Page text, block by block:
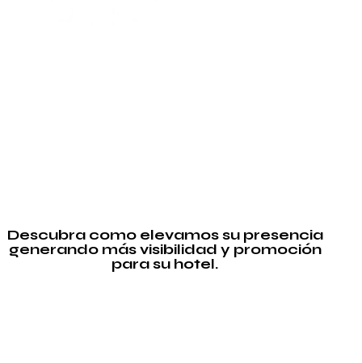
Descubra como elevamos su presencia
generando más visibilidad y promoción
para su hotel.